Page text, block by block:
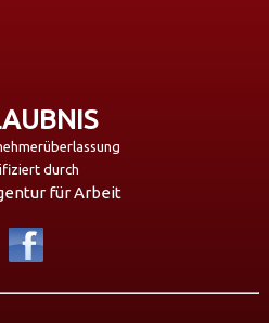
durch
für Arbeit